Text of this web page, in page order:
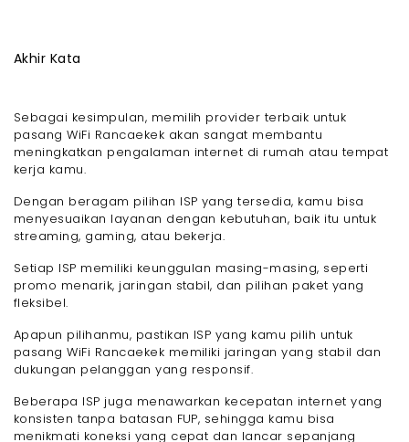
Akhir Kata
Sebagai kesimpulan, memilih provider terbaik untuk
pasang WiFi Rancaekek akan sangat membantu
meningkatkan pengalaman internet di rumah atau tempat
kerja kamu.
Dengan beragam pilihan ISP yang tersedia, kamu bisa
menyesuaikan layanan dengan kebutuhan, baik itu untuk
streaming, gaming, atau bekerja.
Setiap ISP memiliki keunggulan masing-masing, seperti
promo menarik, jaringan stabil, dan pilihan paket yang
fleksibel.
Apapun pilihanmu, pastikan ISP yang kamu pilih untuk
pasang WiFi Rancaekek memiliki jaringan yang stabil dan
dukungan pelanggan yang responsif.
Beberapa ISP juga menawarkan kecepatan internet yang
konsisten tanpa batasan FUP, sehingga kamu bisa
menikmati koneksi yang cepat dan lancar sepanjang